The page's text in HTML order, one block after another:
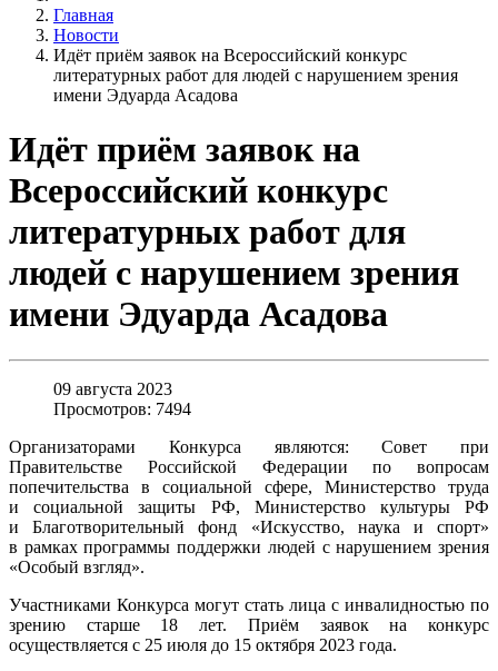
Главная
Новости
Идёт приём заявок на Всероссийский конкурс
литературных работ для людей с нарушением зрения
имени Эдуарда Асадова
Идёт приём заявок на
Всероссийский конкурс
литературных работ для
людей с нарушением зрения
имени Эдуарда Асадова
09 августа 2023
Просмотров: 7494
Организаторами Конкурса являются: Совет при
Правительстве Российской Федерации по вопросам
попечительства в социальной сфере, Министерство труда
и социальной защиты РФ, Министерство культуры РФ
и Благотворительный фонд «Искусство, наука и спорт»
в рамках программы поддержки людей с нарушением зрения
«Особый взгляд».
Участниками Конкурса могут стать лица с инвалидностью по
зрению старше 18 лет. Приём заявок на конкурс
осуществляется с 25 июля до 15 октября 2023 года.